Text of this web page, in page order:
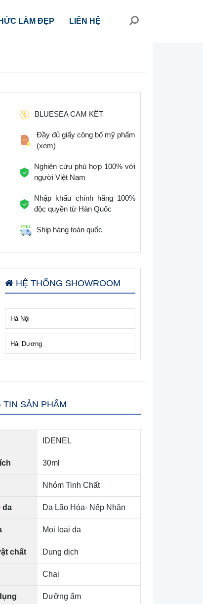
LÀM ĐẸP LIÊN HỆ
BLUESEA CAM KẾT
Đầy đủ giấy công bố mỹ phẩm
(xem)
Nghiên cứu phù hợp 100% với
người Việt Nam
Nhập khẩu chính hãng 100%
độc quyền từ Hàn Quốc
Ship hàng toàn quốc
HỆ THỐNG SHOWROOM
Hà Nội
Hải Dương
TIN SẢN PHẨM
IDENEL
30ml
Nhóm Tinh Chất
da Da Lão Hóa- Nếp Nhăn
Mọi loại da
chất Dung dịch
Chai
Dưỡng ẩm